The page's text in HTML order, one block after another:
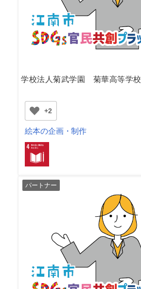
学校法人菊武学園 菊華高等学校
+2
絵本の企画・制作
パートナー